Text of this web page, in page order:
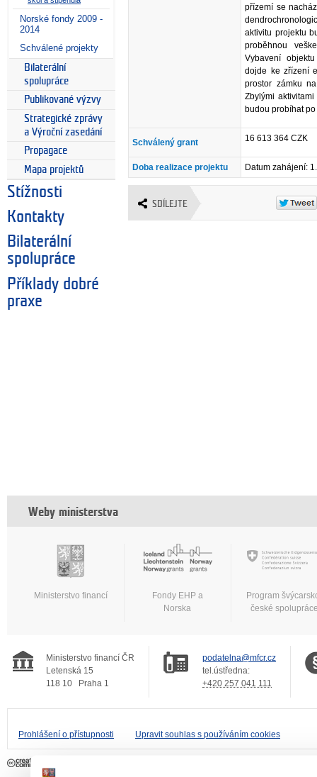
Norské fondy 2009 -
2014
Schválené projekty
Bilaterální
spolupráce
Publikované výzvy
Strategické zprávy
a Výroční zasedání
Propagace
Mapa projektů
Stížnosti
Kontakty
Bilaterální
spolupráce
Příklady dobré
praxe
přízemí se
aktivitu projektu
proběhnou
Vybavení
dojde ke zřízení
prostor zámku
Zbylými
budou probíhat
Schválený grant 16 613 364 CZK
Doba realizace projektu Datum zahájení:
SDÍLEJTE
Weby ministerstva
Ministerstvo financí
Fondy EHP a
Norska
Program
české
Ministerstvo financí ČR
Letenská 15
118 10
Praha 1
podatelna@mfcr.cz
tel.ústředna:
+420 257 041 111
Prohlášení o přístupnosti Upravit souhlas s používáním cookies